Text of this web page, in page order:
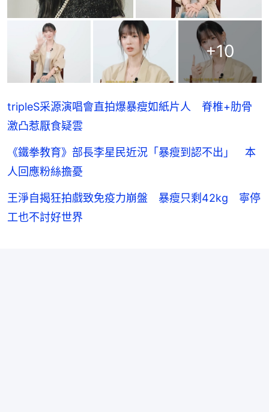
+10
tripleS采源演唱會直拍爆暴瘦如紙片人 脊椎+肋骨
激凸惹厭食疑雲
《鐵拳教育》部長李星民近況「暴瘦到認不出」 本
人回應粉絲擔憂
王淨自揭狂拍戲致免疫力崩盤 暴瘦只剩42kg 寧停
工也不討好世界